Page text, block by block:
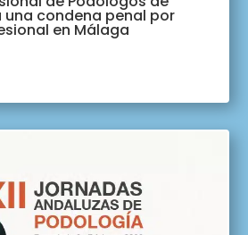
condena penal por
en Málaga